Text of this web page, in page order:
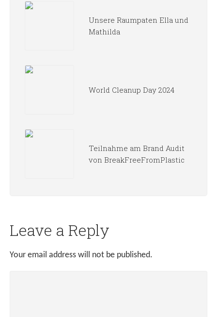
Unsere Raumpaten Ella und
Mathilda
World Cleanup Day 2024
Teilnahme am Brand Audit
von BreakFreeFromPlastic
Leave a Reply
Your email address will not be published.